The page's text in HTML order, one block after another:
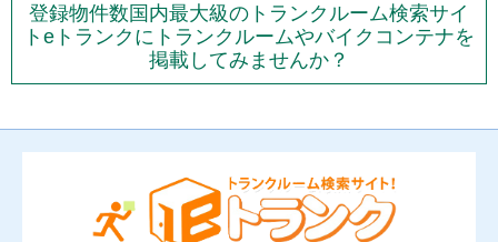
登録物件数国内最大級のトランクルーム検索サイ
トeトランクにトランクルームやバイクコンテナを
掲載してみませんか？